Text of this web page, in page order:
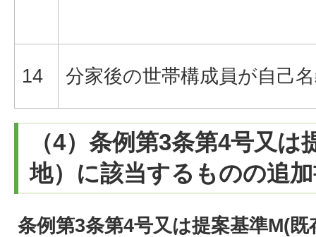
14 分家後の世帯構成員が自己
（4）条例第3条第4号又は
地）に該当するものの追
条例第3条第4号又は提案基準M(